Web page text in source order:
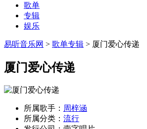
歌单
专辑
娱乐
易听音乐网 > 歌单专辑 > 厦门爱心传递
厦门爱心传递
所属歌手： 周梓涵
所属分类： 流行